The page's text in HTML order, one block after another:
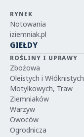
RYNEK
Notowania
iziemniak.pl
GIEŁDY
ROŚLINY I UPRAWY
Zbożowa
Oleistych i Włóknistych
Motylkowych, Traw
Ziemniaków
Warzyw
Owoców
Ogrodnicza